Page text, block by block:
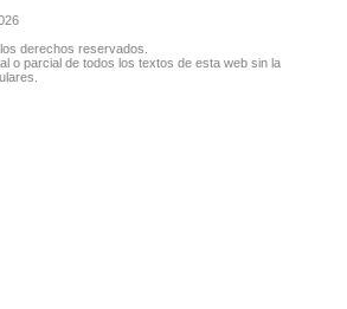
derechos reservados.
o parcial de todos los textos de esta web sin la